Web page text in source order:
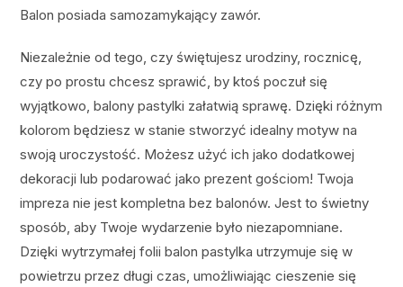
Balon posiada samozamykający zawór.
Niezależnie od tego, czy świętujesz urodziny, rocznicę,
czy po prostu chcesz sprawić, by ktoś poczuł się
wyjątkowo, balony pastylki załatwią sprawę. Dzięki różnym
kolorom będziesz w stanie stworzyć idealny motyw na
swoją uroczystość. Możesz użyć ich jako dodatkowej
dekoracji lub podarować jako prezent gościom! Twoja
impreza nie jest kompletna bez balonów. Jest to świetny
sposób, aby Twoje wydarzenie było niezapomniane.
Dzięki wytrzymałej folii balon pastylka utrzymuje się w
powietrzu przez długi czas, umożliwiając cieszenie się